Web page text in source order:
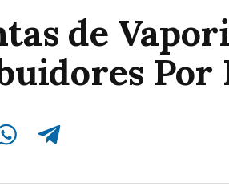
de
Por
Whatsapp Compartir en Telegram